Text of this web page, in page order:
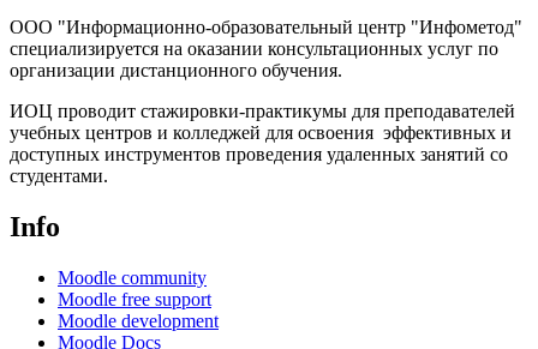
ООО "Информационно-образовательный центр "Инфометод"
специализируется на оказании консультационных услуг по
организации дистанционного обучения.
ИОЦ проводит стажировки-практикумы для преподавателей
учебных центров и колледжей для освоения эффективных и
доступных инструментов проведения удаленных занятий со
студентами.
Info
Moodle community
Moodle free support
Moodle development
Moodle Docs